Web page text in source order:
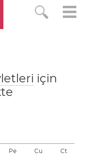
için
Pe Cu Ct